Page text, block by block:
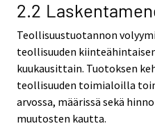
2.2
Teollisuustuotannon
teollisuuden
kuukausittain. Tuotoksen
teollisuuden toimialoilla
arvossa, määrissä sekä
muutosten kautta.